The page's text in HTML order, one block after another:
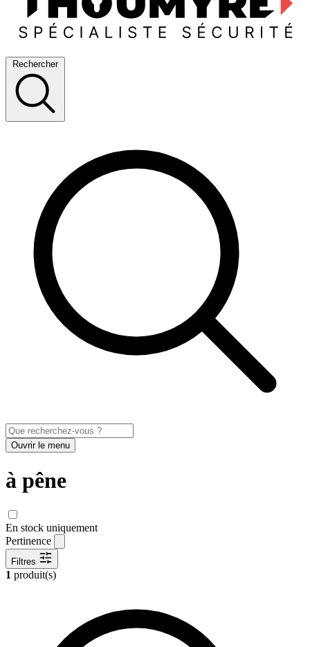
Rechercher
Ouvrir le menu
à pêne
En stock uniquement
Pertinence
Filtres
1 produit(s)